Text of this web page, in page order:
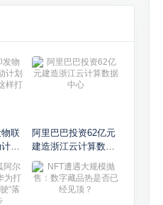
联
划
样
阿里巴巴投资62亿元
建造浙江云计算数据
中心